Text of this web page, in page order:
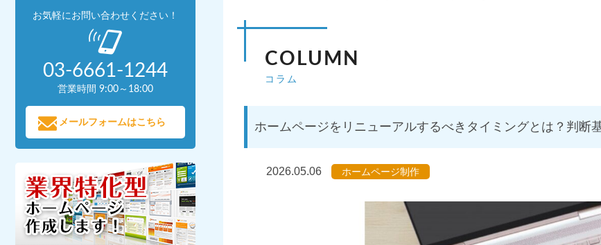
COLUMN
コラム
ホームページをリニューアルするべきタイミングとは？判断
2026.05.06 ホームページ制作
お気軽にお問い合わせください！
03-6661-1244
営業時間 9:00～18:00
メールフォームはこちら